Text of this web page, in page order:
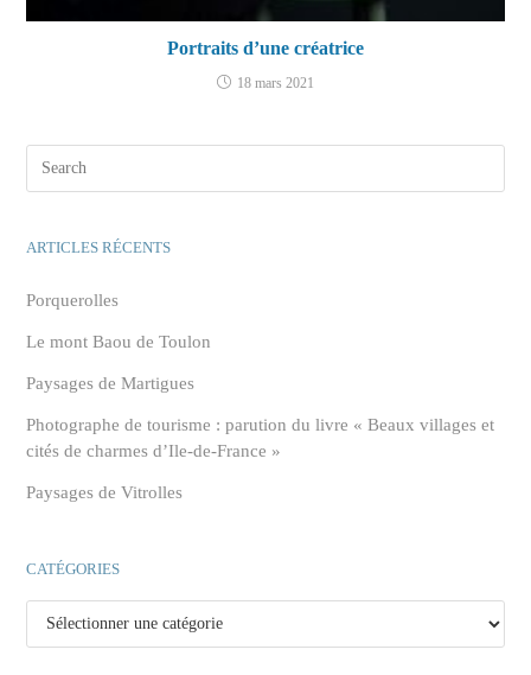
Portraits d’une créatrice
18 mars 2021
ARTICLES RÉCENTS
Porquerolles
Le mont Baou de Toulon
Paysages de Martigues
Photographe de tourisme : parution du livre « Beaux villages et
cités de charmes d’Ile-de-France »
Paysages de Vitrolles
CATÉGORIES